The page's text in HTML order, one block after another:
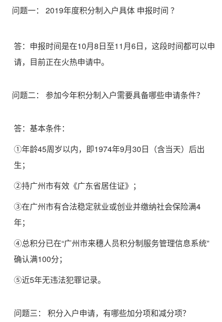
问题一： 2019年度积分制入户具体 申报时间 ？
答：申报时间是在10月8日至11月6日，这段时间都可以申
请，目前正在火热申请中。
问题二： 参加今年积分制入户需要具备哪些申请条件？
答：基本条件：
①年龄45周岁以内，即1974年9月30日（含当天）后出
生；
②持广州市有效《广东省居住证》；
③在广州市有合法稳定就业或创业并缴纳社会保险满4
年；
④总积分已在“广州市来穗人员积分制服务管理信息系统”
确认满100分；
⑤近5年无违法犯罪记录。
问题三： 积分入户申请，有哪些加分项和减分项？